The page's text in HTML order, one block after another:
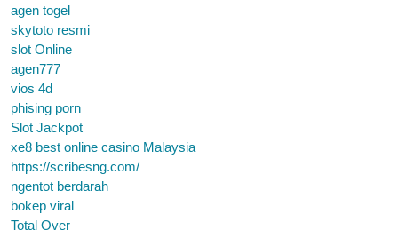
agen togel
skytoto resmi
slot Online
agen777
vios 4d
phising porn
Slot Jackpot
xe8 best online casino Malaysia
https://scribesng.com/
ngentot berdarah
bokep viral
Total Over